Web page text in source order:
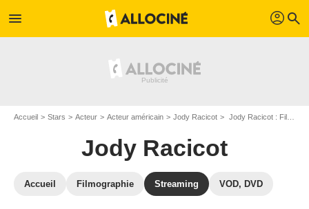
menu profil search
Accueil Stars Acteur Acteur américain Jody Racicot Jody Racicot : Films et séries online
Jody Racicot
Accueil Filmographie Streaming VOD, DVD